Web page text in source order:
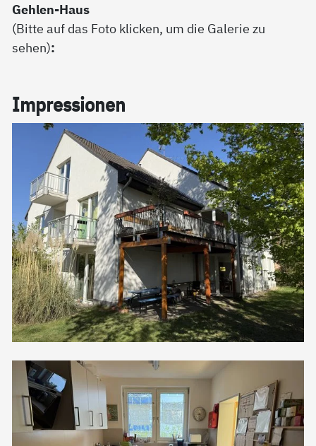
Gehlen-Haus
(Bitte auf das Foto klicken, um die Galerie zu
sehen):
Im­pres­sio­nen